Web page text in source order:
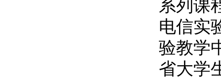
系列课
电信实
验教学
省大学